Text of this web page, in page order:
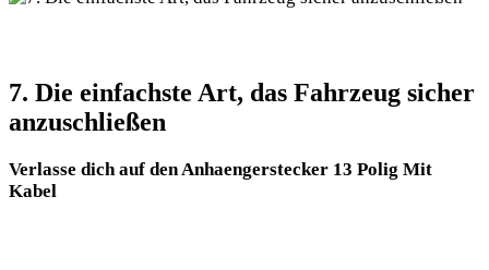
7. Die einfachste Art, das Fahrzeug sicher
anzuschließen
Verlasse dich auf den Anhaengerstecker 13 Polig Mit
Kabel